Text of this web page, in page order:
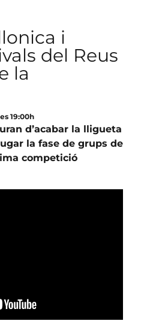
i
del Reus
la
19:00h
d’acabar la lligueta
la fase de grups de
competició